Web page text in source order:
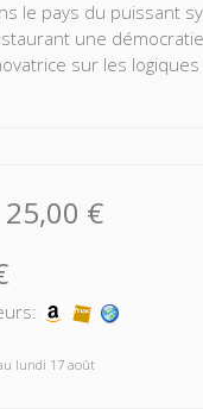
le pays du puissant
une
sur les
25,00 €
lundi 17 août